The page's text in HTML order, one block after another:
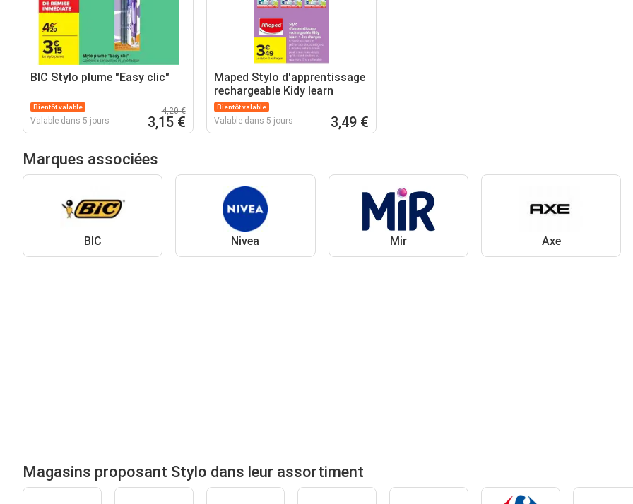
BIC Stylo plume "Easy clic"
Bientôt valable
Valable dans 5 jours
4,20 €
3,15 €
Maped Stylo d'apprentissage
rechargeable Kidy learn
Bientôt valable
Valable dans 5 jours 3,49 €
Marques associées
BIC Nivea Mir Axe
Magasins proposant Stylo dans leur assortiment